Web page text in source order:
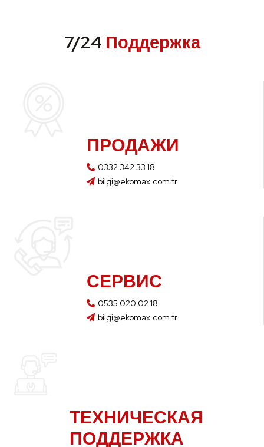
7/24 Поддержка
ПРОДАЖИ
0332 342 33 18
bilgi@ekomax.com.tr
СЕРВИС
0535 020 02 18
bilgi@ekomax.com.tr
ТЕХНИЧЕСКАЯ
ПОДДЕРЖКА